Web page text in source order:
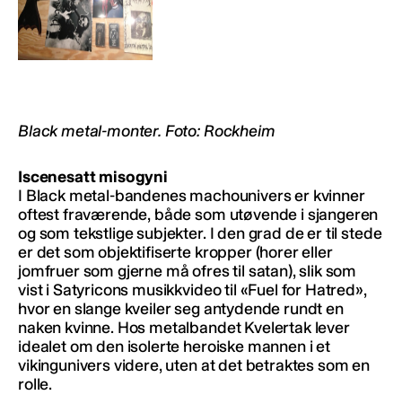
Black metal-monter. Foto: Rockheim
Iscenesatt misogyni
I Black metal-bandenes machounivers er kvinner
oftest fraværende, både som utøvende i sjangeren
og som tekstlige subjekter. I den grad de er til stede
er det som objektifiserte kropper (horer eller
jomfruer som gjerne må ofres til satan), slik som
vist i Satyricons musikkvideo til «Fuel for Hatred»,
hvor en slange kveiler seg antydende rundt en
naken kvinne. Hos metalbandet Kvelertak lever
idealet om den isolerte heroiske mannen i et
vikingunivers videre, uten at det betraktes som en
rolle.